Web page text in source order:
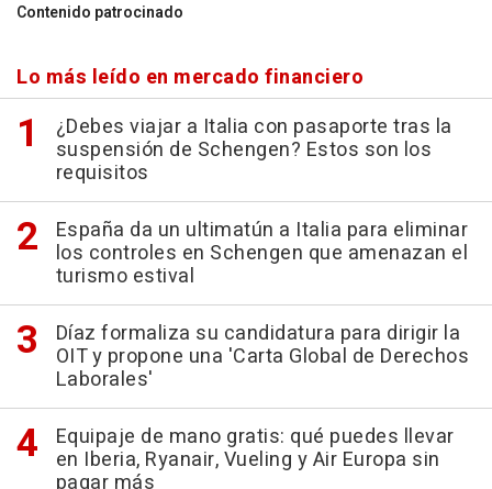
Contenido patrocinado
Lo más leído en mercado financiero
¿Debes viajar a Italia con pasaporte tras la
suspensión de Schengen? Estos son los
requisitos
España da un ultimatún a Italia para eliminar
los controles en Schengen que amenazan el
turismo estival
Díaz formaliza su candidatura para dirigir la
OIT y propone una 'Carta Global de Derechos
Laborales'
Equipaje de mano gratis: qué puedes llevar
en Iberia, Ryanair, Vueling y Air Europa sin